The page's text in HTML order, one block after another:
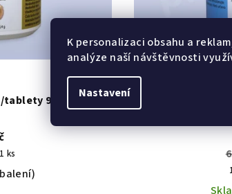
K personalizaci obsahu a
analýze naší návštěvnosti
Nastavení
90 tbl.
ks
KÓD:411
Triton-